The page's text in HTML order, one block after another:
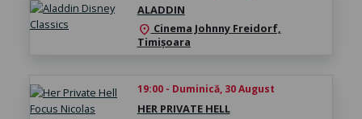
ALADDIN
location_on Cinema Johnny Freidorf,
Timișoara
19:00 - Duminică, 30 August
HER PRIVATE HELL